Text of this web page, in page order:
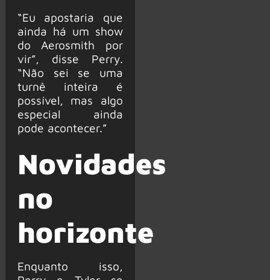
“Eu apostaria que
ainda há um show
do Aerosmith por
vir”, disse Perry.
“Não sei se uma
turnê inteira é
possível, mas algo
especial ainda
pode acontecer.”
Novidades
no
horizonte
Enquanto isso,